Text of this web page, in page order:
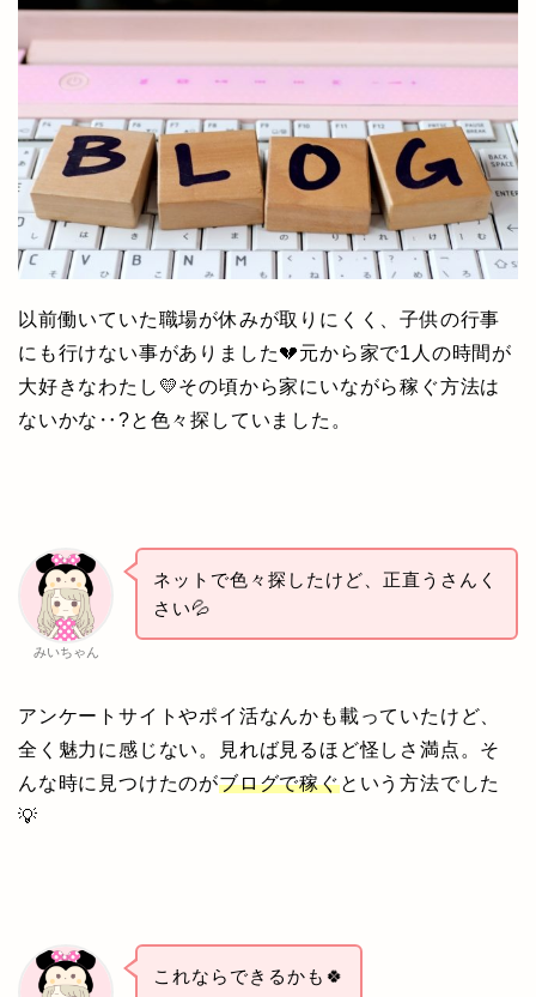
以前働いていた職場が休みが取りにくく、子供の行事
にも行けない事がありました💔元から家で1人の時間が
大好きなわたし💛その頃から家にいながら稼ぐ方法は
ないかな‥?と色々探していました。
みいちゃん
ネットで色々探したけど、正直うさんく
さい💦
アンケートサイトやポイ活なんかも載っていたけど、
全く魅力に感じない。見れば見るほど怪しさ満点。そ
んな時に見つけたのがブログで稼ぐという方法でした
💡
これならできるかも🍀